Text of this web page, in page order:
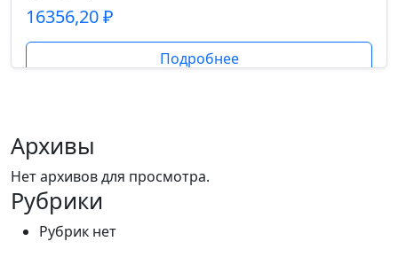
16356,20₽
Подробнее
Архивы
Нет архивов для просмотра.
Рубрики
Рубрик нет